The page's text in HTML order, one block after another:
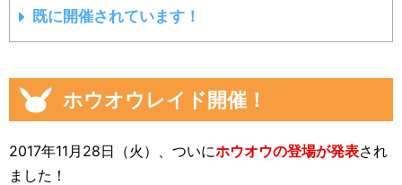
既に開催されています！
ホウオウレイド開催！
2017年11月28日（火）、ついにホウオウの登場が発表され
ました！